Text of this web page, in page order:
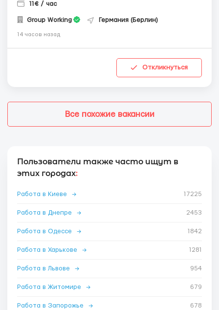
11€ / час
Group Working Германия (Берлин)
14 часов назад
Откликнуться
Все похожие вакансии
Пользователи также часто ищут в
этих городах:
Работа в Киеве → 17225
Работа в Днепре → 2453
Работа в Одессе → 1842
Работа в Харькове → 1281
Работа в Львове → 954
Работа в Житомире → 679
Работа в Запорожье → 678